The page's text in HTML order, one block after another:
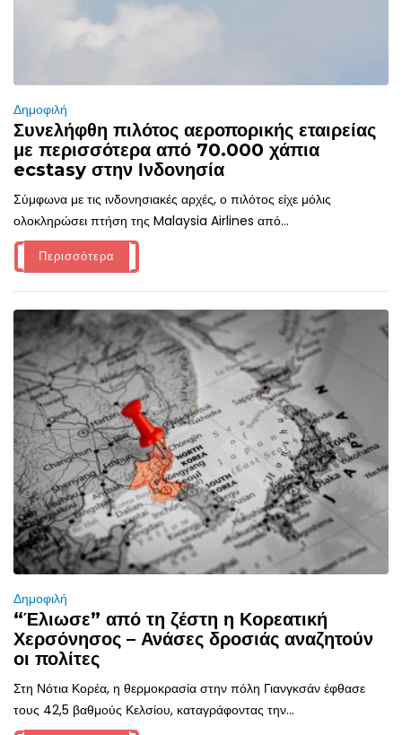
Δημοφιλή
Συνελήφθη πιλότος αεροπορικής εταιρείας
με περισσότερα από 70.000 χάπια
ecstasy στην Ινδονησία
Σύμφωνα με τις ινδονησιακές αρχές, ο πιλότος είχε μόλις
ολοκληρώσει πτήση της Malaysia Airlines από...
Περισσότερα
Δημοφιλή
“Έλιωσε” από τη ζέστη η Κορεατική
Χερσόνησος – Ανάσες δροσιάς αναζητούν
οι πολίτες
Στη Νότια Κορέα, η θερμοκρασία στην πόλη Γιανγκσάν έφθασε
τους 42,5 βαθμούς Κελσίου, καταγράφοντας την...